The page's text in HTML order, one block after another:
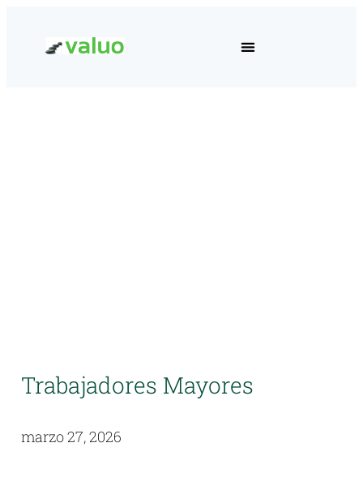
Trabajadores Mayores
marzo 27, 2026